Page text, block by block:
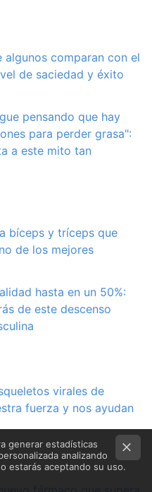
comparan con el
de saciedad y éxito
pensando que hay
para perder grasa":
a este mito tan
bíceps y tríceps que
de los mejores
hasta en un 50%:
de este descenso
virales de
fuerza y nos ayudan
generar estadísticas
analizando
estarás aceptando su uso.